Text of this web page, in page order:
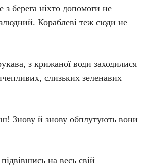
берега ніхто допомоги не
Кораблеві теж сюди не
з крижаної води заходилися
слизьких зеленавих
Знову й знову обплутують вони
на весь свій